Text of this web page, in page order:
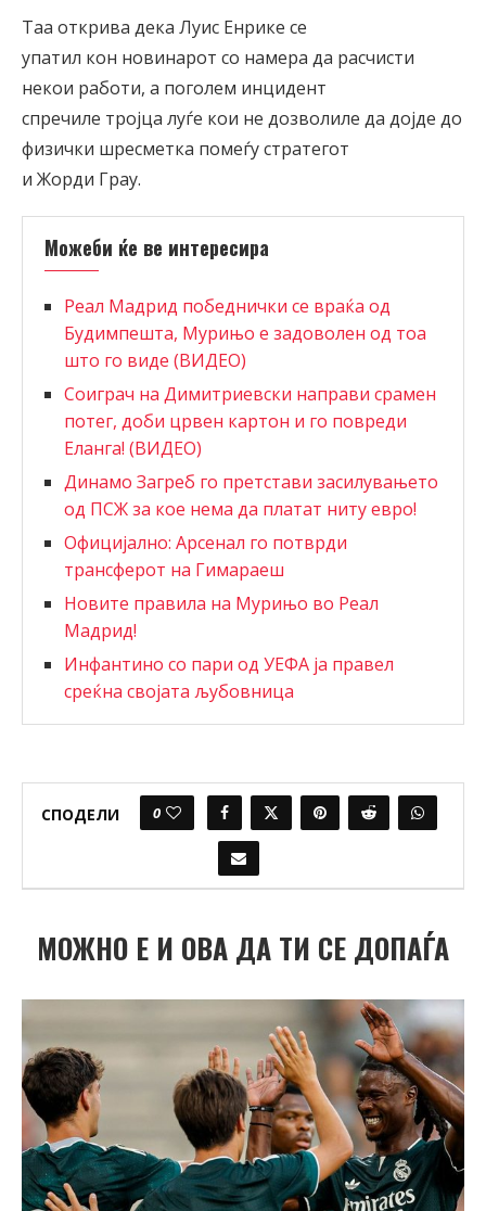
Таа открива дека Луис Енрике се
упатил кон новинарот со намера да расчисти
некои работи, а поголем инцидент
спречиле тројца луѓе кои не дозволиле да дојде до
физички шресметка помеѓу стратегот
и Жорди Грау.
Можеби ќе ве интересира
Реал Мадрид победнички се враќа од
Будимпешта, Мурињо е задоволен од тоа
што го виде (ВИДЕО)
Соиграч на Димитриевски направи срамен
потег, доби црвен картон и го повреди
Еланга! (ВИДЕО)
Динамо Загреб го претстави засилувањето
од ПСЖ за кое нема да платат ниту евро!
Официјално: Арсенал го потврди
трансферот на Гимараеш
Новите правила на Мурињо во Реал
Мадрид!
Инфантино со пари од УЕФА ја правел
среќна својата љубовница
СПОДЕЛИ 0
МОЖНО Е И ОВА ДА ТИ СЕ ДОПАЃА